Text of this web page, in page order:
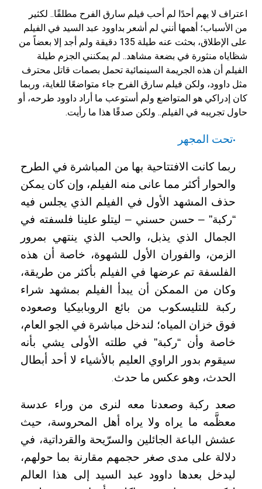
اعتراف لا يهم أحدًا لم أحب فيلم سارق الفرح مطلقًا.. لكثير
من الأسباب؛ أهمها أنني لم أشعر بداوود عبد السيد في الفيلم
على الإطلاق، بحثت عنه طيلة 135 دقيقة ولم أجد إلا بعضاً من
شظاياه منثورة في بضعة مشاهد.. لم يمكنني الجزم طيلة
الفيلم أن هذه الجريمة السينمائية تحمل بصمات قاتل محترف
مثل داوود، ولكن فيلم سارق الفرح جاء متواضعًا للغاية، وربما
كان إدراكي هو المتواضع ولم أستوعب ما أراد داوود طرحه، أو
حاول تجريبه في الفيلم.. ولكن صدقًا هذا ما رأيت.
•تحت المجهر
ربما كانت الافتتاحية بها من المباشرة في الطرح
والحوار أكثر مما عانى منه الفيلم، وإن كان يمكن
حذف المشهد الأول في الفيلم الذي يجلس فيه
“ركبة” – حسن حسني – ليتلو علينا فلسفته في
الجمال الذي يذبل، والحب الذي ينتهي بمرور
الزمن، والفوران الأول للشهوة، خاصة أن هذه
الفلسفة تم عرضها في الفيلم بأكثر من طريقة،
وكان من الممكن أن يبدأ الفيلم بمشهد شراء
ركبة للتليسكوب من بائع الروبابيكيا وصعوده
فوق خزان المياه؛ لندخل مباشرة في الجو العام،
خاصة وأن “ركبة” في طلته الأولى يشي بأنه
سيقوم بدور الراوي العليم بالأشياء لا أحد أبطال
الحدث، وهو عكس ما حدث.
صعد ركبة وصعدنا معه لنرى من وراء عدسة
معظَّمه ما يراه ولا يراه أهل المحروسة، حيث
عشش الباعة الجائلين والسرّيحة والقرداتية، في
دلالة على مدى صغر حجمهم مقارنة بما حولهم،
ليدخل بعدها داوود عبد السيد إلى هذا العالم